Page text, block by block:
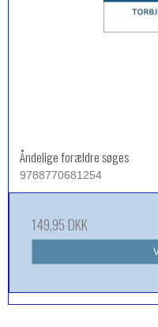
Åndelige forældre søges
9788770681254
149,95 DKK